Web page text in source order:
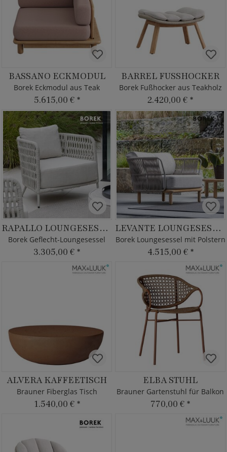
BASSANO ECKMODUL
Borek Eckmodul aus Teak
5.615,00 € *
BARREL FUSSHOCKER
Borek Fußhocker aus Teakholz
2.420,00 € *
RAPALLO LOUNGESESSEL
Borek Geflecht-Loungesessel
3.305,00 € *
LEVANTE LOUNGESESSEL
Borek Loungesessel mit Polstern
4.515,00 € *
ALVERA KAFFEETISCH
Brauner Fiberglas Tisch
1.540,00 € *
ELBA STUHL
Brauner Gartenstuhl für Balkon
770,00 € *